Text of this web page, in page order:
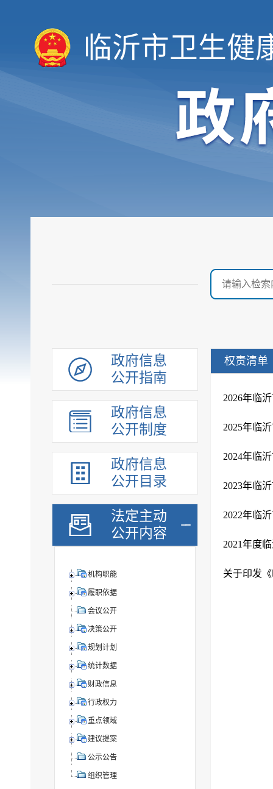
临沂市卫生健
政府信息
公开指南
政府信息
公开制度
政府信息
公开目录
法定主动
公开内容
机构职能
履职依据
会议公开
决策公开
规划计划
统计数据
财政信息
行政权力
重点领域
建议提案
公示公告
组织管理
权责清单
2026年临
2025年临
2024年临
2023年临
2022年临